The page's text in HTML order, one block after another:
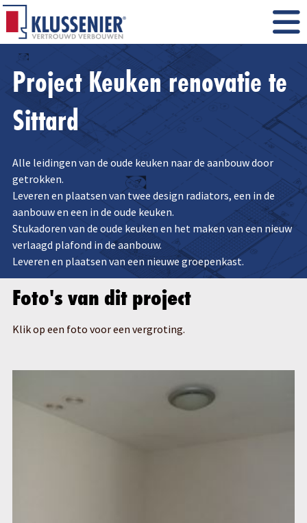
Project Keuken renovatie te
Sittard
Alle leidingen van de oude keuken naar de aanbouw door
getrokken.
Leveren en plaatsen van twee design radiators, een in de
aanbouw en een in de oude keuken.
Stukadoren van de oude keuken en het maken van een nieuw
verlaagd plafond in de aanbouw.
Leveren en plaatsen van een nieuwe groepenkast.
Foto's van dit project
Klik op een foto voor een vergroting.